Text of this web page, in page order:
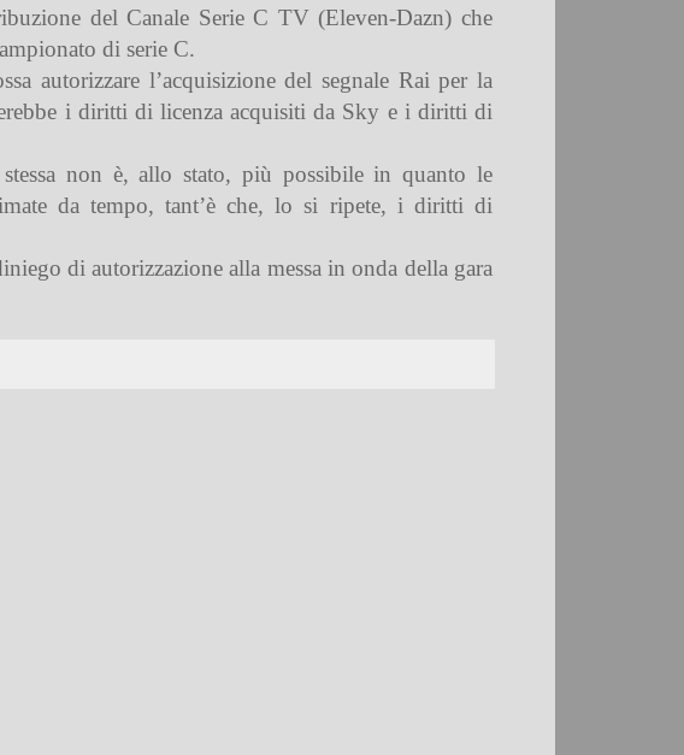
del Canale Serie C TV (Eleven-Dazn) che
di serie C.
autorizzare l’acquisizione del segnale Rai per la
i diritti di licenza acquisiti da Sky e i diritti di
non è, allo stato, più possibile in quanto le
da tempo, tant’è che, lo si ripete, i diritti di
di autorizzazione alla messa in onda della gara